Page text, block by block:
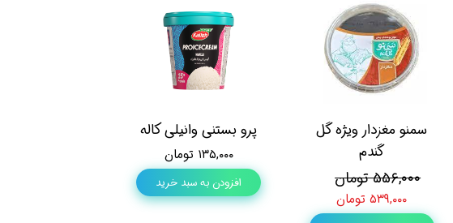
سمنو مغزدار ویژه گل
گندم
۵۵۶,۰۰۰ تومان
۵۳۹,۰۰۰ تومان
پرو بستنی وانیلی کاله
۱۳۵,۰۰۰ تومان
افزودن به سبد خرید